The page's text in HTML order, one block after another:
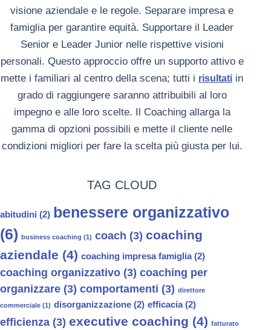
visione aziendale e le regole. Separare impresa e
famiglia per garantire equità. Supportare il Leader
Senior e Leader Junior nelle rispettive visioni
personali. Questo approccio offre un supporto attivo e
mette i familiari al centro della scena; tutti i risultati in
grado di raggiungere saranno attribuibili al loro
impegno e alle loro scelte. Il Coaching allarga la
gamma di opzioni possibili e mette il cliente nelle
condizioni migliori per fare la scelta più giusta per lui.
TAG CLOUD
abitudini (2) benessere organizzativo
(6) business coaching (1) coach (3) coaching
aziendale (4) coaching impresa famiglia(2)
coaching organizzativo (3) coaching per
organizzare (3) comportamenti (3) direttore
commerciale (1) disorganizzazione (2) efficacia(2)
efficienza (3) executive coaching (4) fatturato